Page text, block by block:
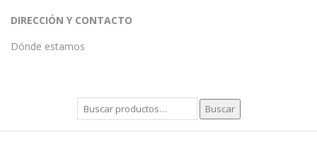
DIRECCIÓN Y CONTACTO
Dónde estamos
Buscar
por:
Buscar